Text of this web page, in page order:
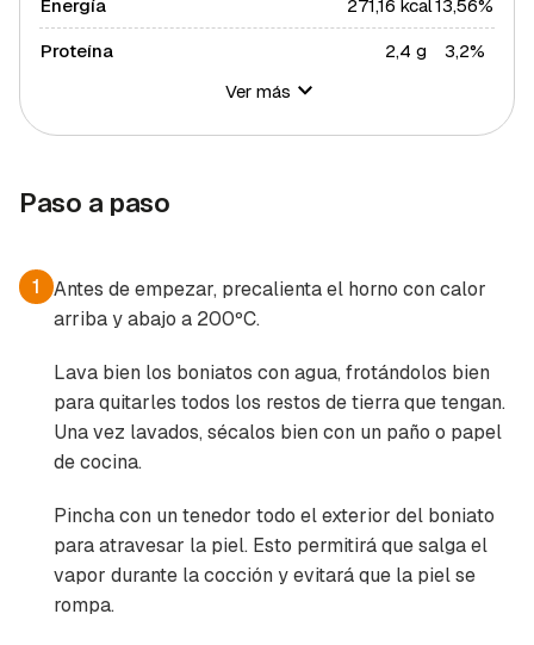
Energía 271,16 kcal13,56%
Proteína
2,4 g
3,2%
Azúcares
11,9 g 23,8%
Grasa polisaturada
12,36%
Grasa monosaturada
Colesterol
0 mg
0%
Fibra
5 g
16,67%
Sal
Sodio
0,04 g
0%
Calcio
44 mg 3,67%
Ver más
Paso a paso
1
Antes de empezar, precalienta el horno con calor
arriba y abajo a 200ºC.
Lava bien los boniatos con agua, frotándolos bien
para quitarles todos los restos de tierra que tengan.
Una vez lavados, sécalos bien con un paño o papel
de cocina.
Pincha con un tenedor todo el exterior del boniato
para atravesar la piel. Esto permitirá que salga el
vapor durante la cocción y evitará que la piel se
rompa.